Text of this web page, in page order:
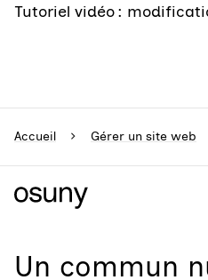
Tutoriel vidéo :
Accueil Gérer un site web
Un commun